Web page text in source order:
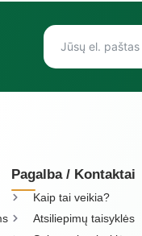
Pagalba / Kontaktai
Kaip tai veikia?
Atsiliepimų taisyklės